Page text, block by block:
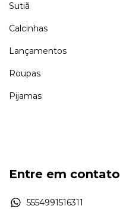
Sutiã
Calcinhas
Lançamentos
Roupas
Pijamas
Entre em contato
5554991516311